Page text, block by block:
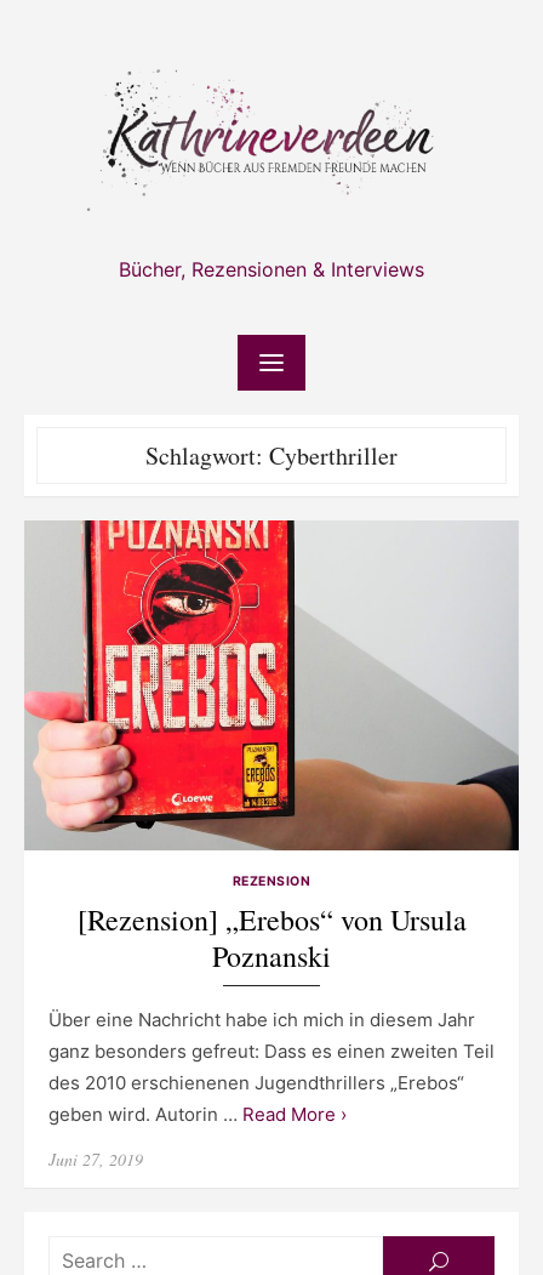
Bücher, Rezensionen & Interviews
Schlagwort: Cyberthriller
REZENSION
[Rezension] „Erebos“ von Ursula
Poznanski
Über eine Nachricht habe ich mich in diesem Jahr
ganz besonders gefreut: Dass es einen zweiten Teil
des 2010 erschienenen Jugendthrillers „Erebos“
geben wird. Autorin … Read More ›
Posted
Juni 27, 2019
SEARCH